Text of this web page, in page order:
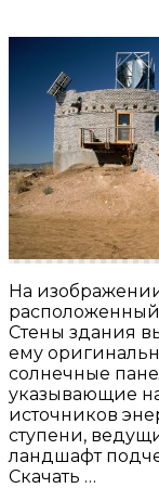
На
расположенный
Стены здания
ему
солнечные
указывающие
источников
ступени,
ландшафт
Скачать …